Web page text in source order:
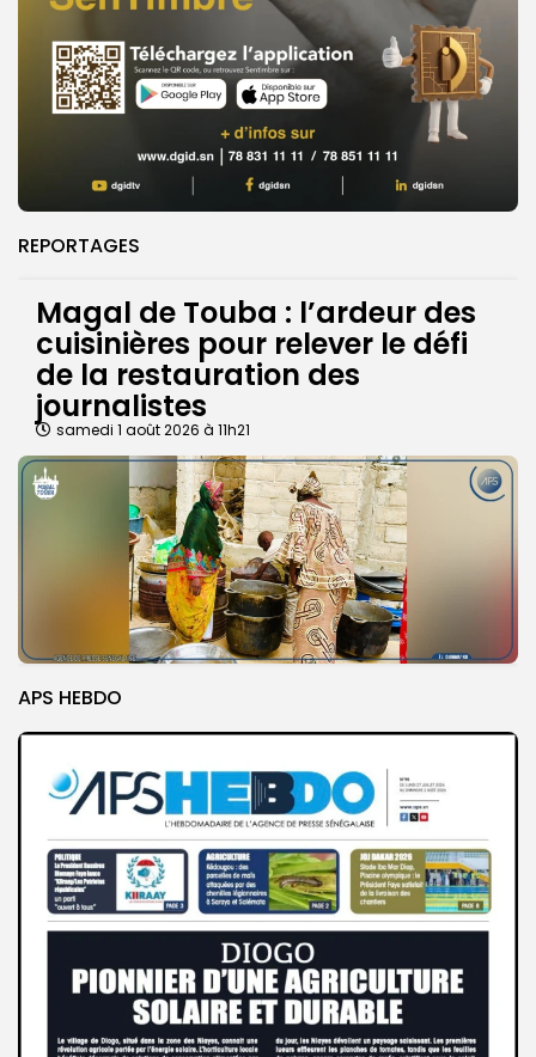
REPORTAGES
Magal de Touba : l’ardeur des
cuisinières pour relever le défi
de la restauration des
journalistes
samedi 1 août 2026 à 11h21
APS HEBDO